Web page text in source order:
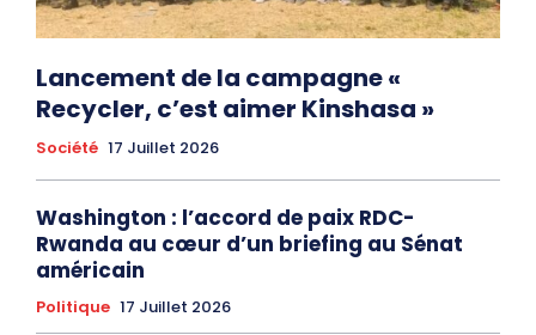
Lancement de la campagne «
Recycler, c’est aimer Kinshasa »
Société 17 Juillet 2026
Washington : l’accord de paix RDC-
Rwanda au cœur d’un briefing au Sénat
américain
Politique 17 Juillet 2026